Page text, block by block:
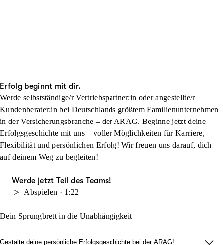
Erfolg beginnt mit dir.
Werde selbstständige/r Vertriebspartner:in oder angestellte/r
Kundenberater:in bei Deutschlands größtem Familienunternehmen
in der Versicherungsbranche – der ARAG. Beginne jetzt deine
Erfolgsgeschichte mit uns – voller Möglichkeiten für Karriere,
Flexibilität und persönlichen Erfolg! Wir freuen uns darauf, dich
auf deinem Weg zu begleiten!
Werde jetzt Teil des Teams!
Abspielen · 1:22
Dein Sprungbrett in die Unabhängigkeit
Gestalte deine persönliche Erfolgsgeschichte bei der ARAG!